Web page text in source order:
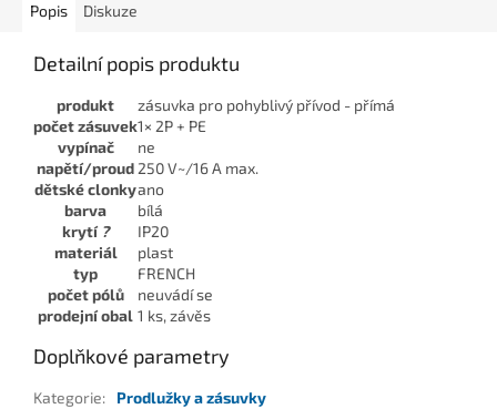
Popis Diskuze
Detailní popis produktu
produkt
zásuvka pro pohyblivý přívod - přímá
počet zásuvek1× 2P + PE
vypínač
ne
napětí/proud 250 V~/16 A max.
dětské clonkyano
barva
bílá
krytí ?
IP20
materiál
plast
typ
FRENCH
počet pólů
neuvádí se
prodejní obal 1 ks, závěs
Doplňkové parametry
Kategorie:
Prodlužky a zásuvky